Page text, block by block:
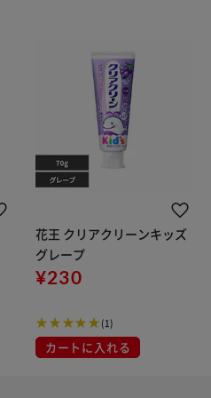
花王 クリアクリーンキッズ
グレープ
¥230
(1)
カートに入れる